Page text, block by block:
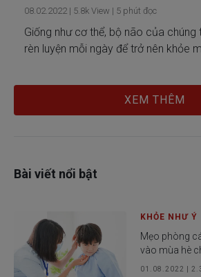
08.02.2022 | 5.8k View | 5 phút đọc
Giống như cơ thể, bộ não của
rèn luyện mỗi ngày để trở nên khỏe
tập, thỉnh thoảng đầu óc của chúng
XEM THÊM
Bài viết nổi bật
KHỎE NHƯ Ý
Mẹo phòng
vào mùa hè
01.08.2022